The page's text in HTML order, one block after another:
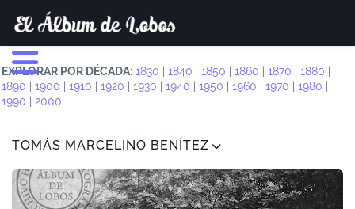
EXPLORAR POR DÉCADA: 1830 1840 1850 1860 1870 1880
1890
1900 1910 1920 1930 1940 1950 1960 1970 1980
1990
2000
TOMÁS MARCELINO BENÍTEZ